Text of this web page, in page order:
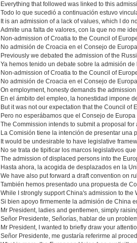
Everything that followed was linked to this
Todo lo que sucedió a continuación estuvo
It is an admission of a lack of values, which I do
Admite una falta de valores, con la que no me
Non-admission of Croatia to the Council of
No admisión de Croacia en el Consejo de Europa
Previously we debated the admission of the
Ya hemos tenido un debate sobre la admisión
Non-admission of Croatia to the Council of
No admisión de Croacia en el Consejo de Europa
On employment, honesty demands the
En el ámbito del empleo, la honestidad impone
But it was not our expectation that the Council of
Pero no esperábamos que el Consejo de
The Commission intends to submit a proposal
La Comisión tiene la intención de presentar una
It would be undesirable to have legislative
No se trata de tipificar los marcos legislativos
The admission of displaced persons into the
Hasta ahora, la acogida de desplazados en la
We have also put forward a draft convention on
También hemos presentado una propuesta de
While I strongly support China's admission to
Si bien apoyo firmemente la admisión de China
Mr President, ladies and gentlemen, simply
Señor Presidente, Señorías, hablar de un
Mr President, I wanted to briefly draw your
Señor Presidente, me gustaría referirme al